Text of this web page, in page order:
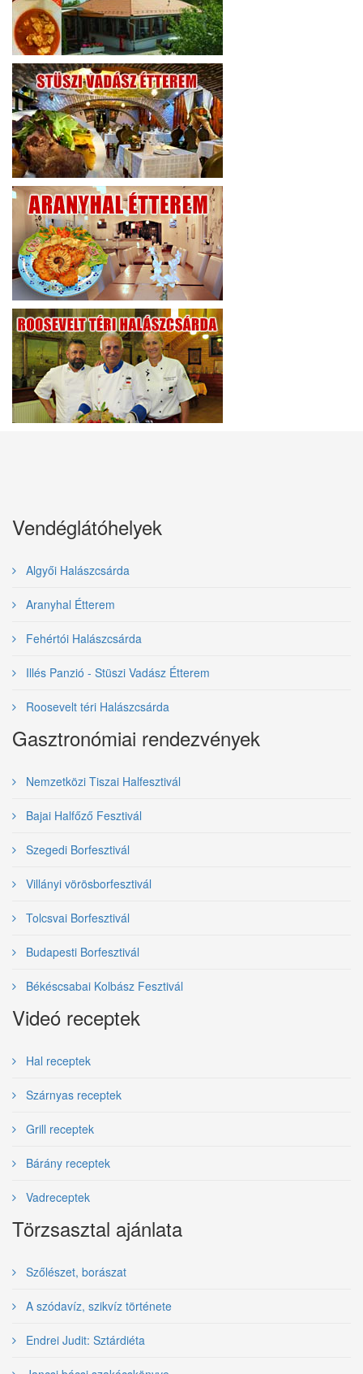
Vendéglátóhelyek
Algyői Halászcsárda
Aranyhal Étterem
Fehértói Halászcsárda
Illés Panzió - Stüszi Vadász Étterem
Roosevelt téri Halászcsárda
Gasztronómiai rendezvények
Nemzetközi Tiszai Halfesztivál
Bajai Halfőző Fesztivál
Szegedi Borfesztivál
Villányi vörösborfesztivál
Tolcsvai Borfesztivál
Budapesti Borfesztivál
Békéscsabai Kolbász Fesztivál
Videó receptek
Hal receptek
Szárnyas receptek
Grill receptek
Bárány receptek
Vadreceptek
Törzsasztal ajánlata
Szőlészet, borászat
A szódavíz, szikvíz története
Endrei Judit: Sztárdiéta